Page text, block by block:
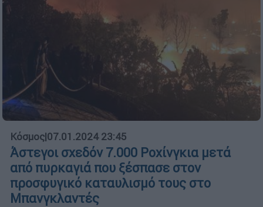
Κόσμος|07.01.2024 23:45
Άστεγοι σχεδόν 7.000 Ροχίνγκια μετά
από πυρκαγιά που ξέσπασε στον
προσφυγικό καταυλισμό τους στο
Μπανγκλαντές